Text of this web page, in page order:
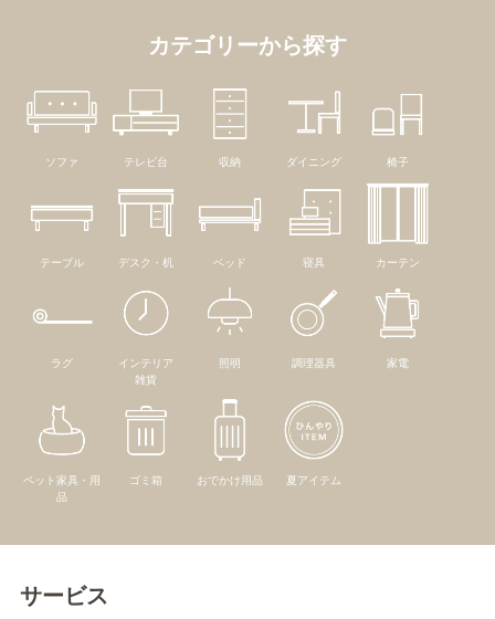
カテゴリーから探す
ソファ テレビ台 収納 ダイニング 椅子
テーブル デスク・机 ベッド 寝具 カーテン
ラグ
インテリア
雑貨
照明 調理器具 家電
ペット家具・用
品
ゴミ箱 おでかけ用品 夏アイテム
サービス